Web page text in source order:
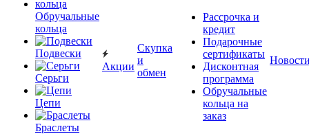
Обручальные
кольца
Подвески
Серьги
Цепи
Браслеты
Акции
Скупка
и
обмен
Рассрочка и
кредит
Подарочные
сертификаты
Дисконтная
программа
Обручальные
кольца на
заказ